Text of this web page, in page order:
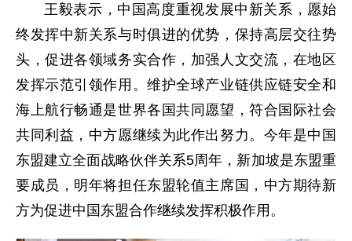
王毅表示，中国高度重视发展中新关系，愿始
终发挥中新关系与时俱进的优势，保持高层交往势
头，促进各领域务实合作，加强人文交流，在地区
发挥示范引领作用。维护全球产业链供应链安全和
海上航行畅通是世界各国共同愿望，符合国际社会
共同利益，中方愿继续为此作出努力。今年是中国
东盟建立全面战略伙伴关系5周年，新加坡是东盟重
要成员，明年将担任东盟轮值主席国，中方期待新
方为促进中国东盟合作继续发挥积极作用。